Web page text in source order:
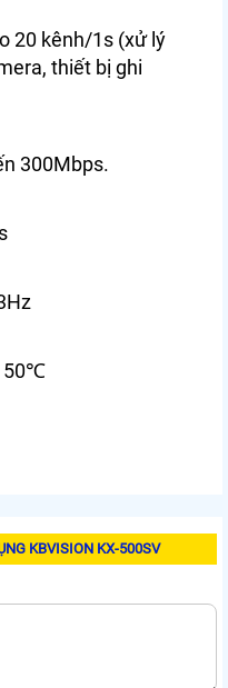
20 kênh/1s (xử lý
thiết bị ghi
300Mbps.
50℃
KBVISION KX-500SV